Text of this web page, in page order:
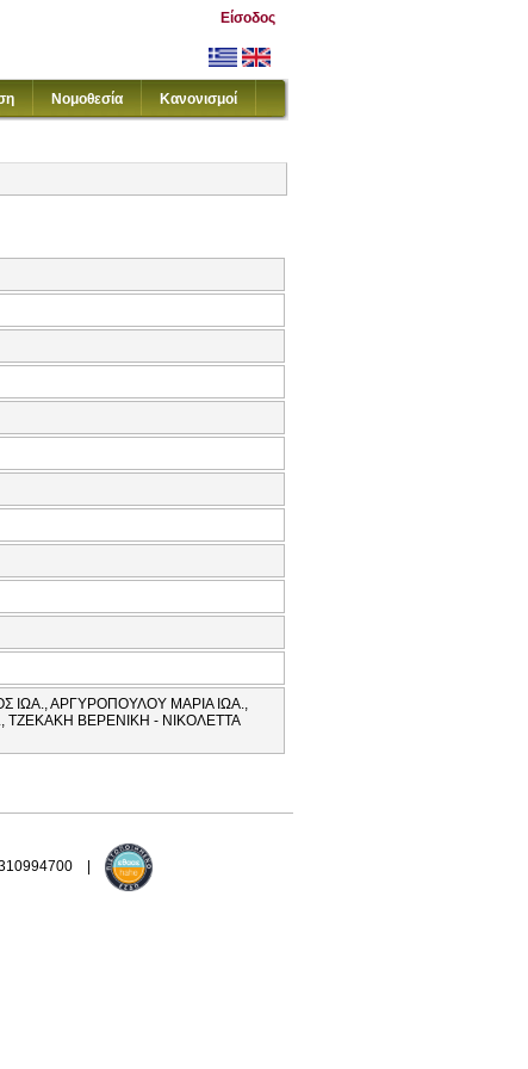
Είσοδος
Νομοθεσία Κανονισμοί
ΑΡΓΥΡΟΠΟΥΛΟΥ ΜΑΡΙΑ ΙΩΑ.,
ΤΖΕΚΑΚΗ ΒΕΡΕΝΙΚΗ - ΝΙΚΟΛΕΤΤΑ
|